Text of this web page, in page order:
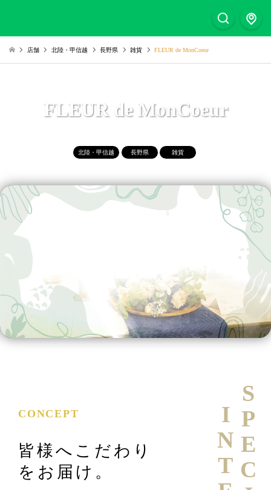
店舗 北陸・甲信越 長野県 雑貨 FLEUR de MonCoeur
FLEUR de MonCoeur
北陸・甲信越 長野県 雑貨
CONCEPT
皆様へこだわり
をお届け。